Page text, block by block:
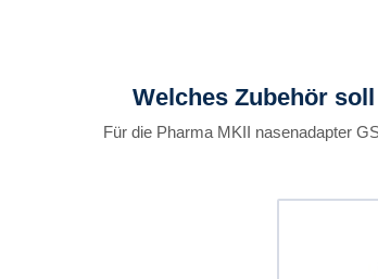
Welches Zubehör
Für die Pharma MKII nasenadapter